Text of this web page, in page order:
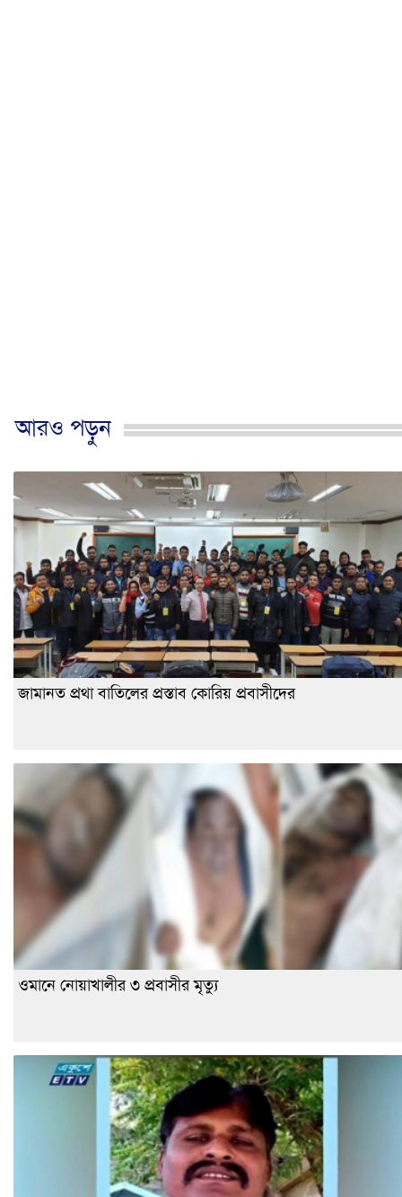
আরও পড়ুন
জামানত প্রথা বাতিলের প্রস্তাব কোরিয় প্রবাসীদের
ওমানে নোয়াখালীর ৩ প্রবাসীর মৃত্যু